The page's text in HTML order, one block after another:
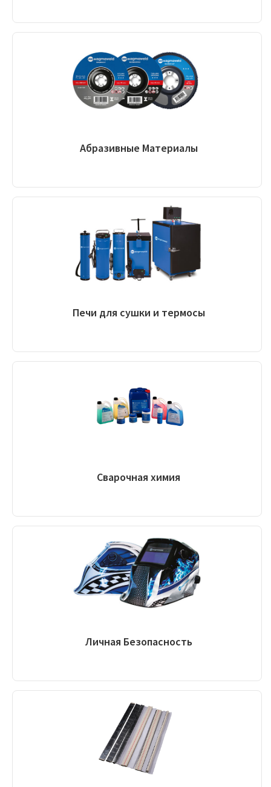
Абразивные Материалы
Печи для сушки и термосы
Сварочная химия
Личная Безопасность